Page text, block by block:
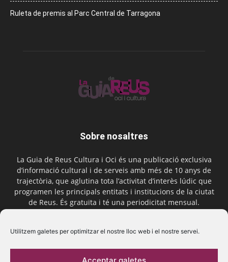
Utilitzem galetes per optimitzar el nostre lloc web i el nostre servei.
Acceptar galetes
Ruleta de premis al Parc Central de Tarragona
Sobre nosaltres
La Guia de Reus Cultura i Oci és una publicació exclusiva
d’informació cultural i de serveis amb més de 10 anys de
trajectòria, que aglutina tota l’activitat d’interès lúdic que
programen les principals entitats i institucions de la ciutat
de Reus. És gratuïta i té una periodicitat mensual.